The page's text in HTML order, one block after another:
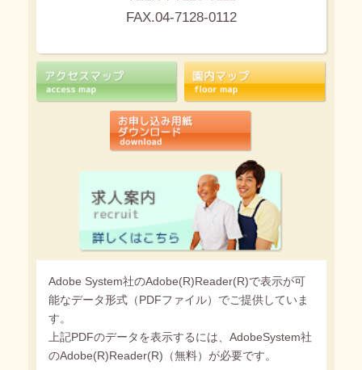
FAX.04-7128-0112
Adobe System社のAdobe(R)Reader(R)で表示が可
能なデータ形式（PDFファイル）でご提供していま
す。
上記PDFのデータを表示するには、AdobeSystem社
のAdobe(R)Reader(R)（無料）が必要です。